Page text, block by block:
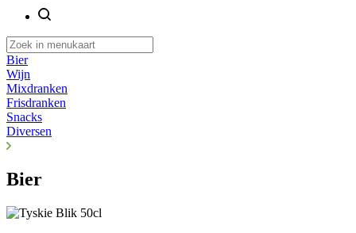
Bier
Wijn
Mixdranken
Frisdranken
Snacks
Diversen
Bier